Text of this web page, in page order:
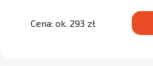
Cena: ok. 293 zł